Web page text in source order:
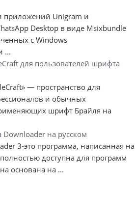
приложений Unigram и
Desktop в виде Msixbundle
с Windows
...
для пользователей шрифта
— пространство для
и обычных
шрифт Брайля на
Downloader на русском
3-это программа, написанная на
доступна для программ
основана на ...